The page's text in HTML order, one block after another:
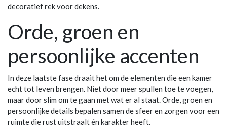
decoratief rek voor dekens.
Orde, groen en
persoonlijke accenten
In deze laatste fase draait het om de elementen die een kamer
echt tot leven brengen. Niet door meer spullen toe te voegen,
maar door slim om te gaan met wat er al staat. Orde, groen en
persoonlijke details bepalen samen de sfeer en zorgen voor een
ruimte die rust uitstraalt én karakter heeft.